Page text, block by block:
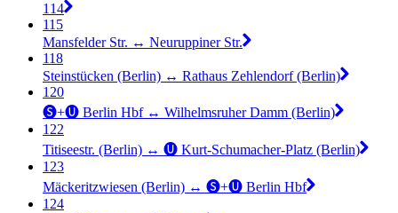
114
115
Mansfelder Str. ↔︎ Neuruppiner Str.
118
Steinstücken (Berlin) ↔︎ Rathaus Zehlendorf (Berlin)
120
🅢+🅤 Berlin Hbf ↔︎ Wilhelmsruher Damm (Berlin)
122
Titiseestr. (Berlin) ↔︎ 🅤 Kurt-Schumacher-Platz (Berlin)
123
Mäckeritzwiesen (Berlin) ↔︎ 🅢+🅤 Berlin Hbf
124